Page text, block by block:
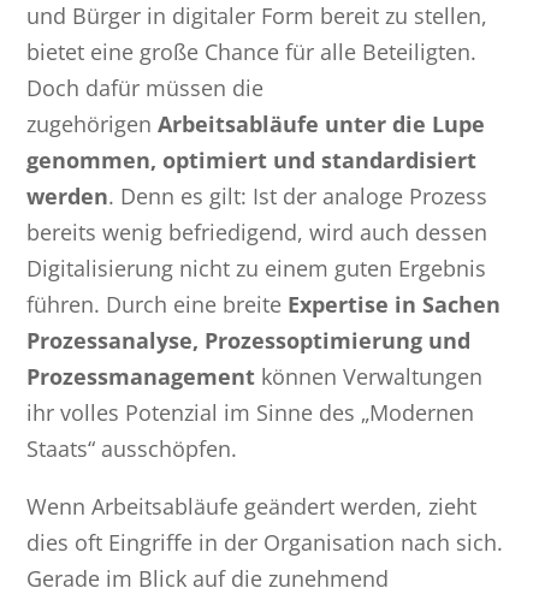
und Bürger in digitaler Form bereit zu stellen,
bietet eine große Chance für alle Beteiligten.
Doch dafür müssen die
zugehörigenArbeitsabläufe unter die Lupe
genommen, optimiert und standardisiert
werden. Denn es gilt: Ist der analoge Prozess
bereits wenig befriedigend, wird auch dessen
Digitalisierung nicht zu einem guten Ergebnis
führen. Durch eine breite Expertise in Sachen
Prozessanalyse, Prozessoptimierung und
Prozessmanagement können Verwaltungen
ihr volles Potenzial im Sinne des „Modernen
Staats“ ausschöpfen.
Wenn Arbeitsabläufe geändert werden, zieht
dies oft Eingriffe in der Organisation nach sich.
Gerade im Blick auf die zunehmend